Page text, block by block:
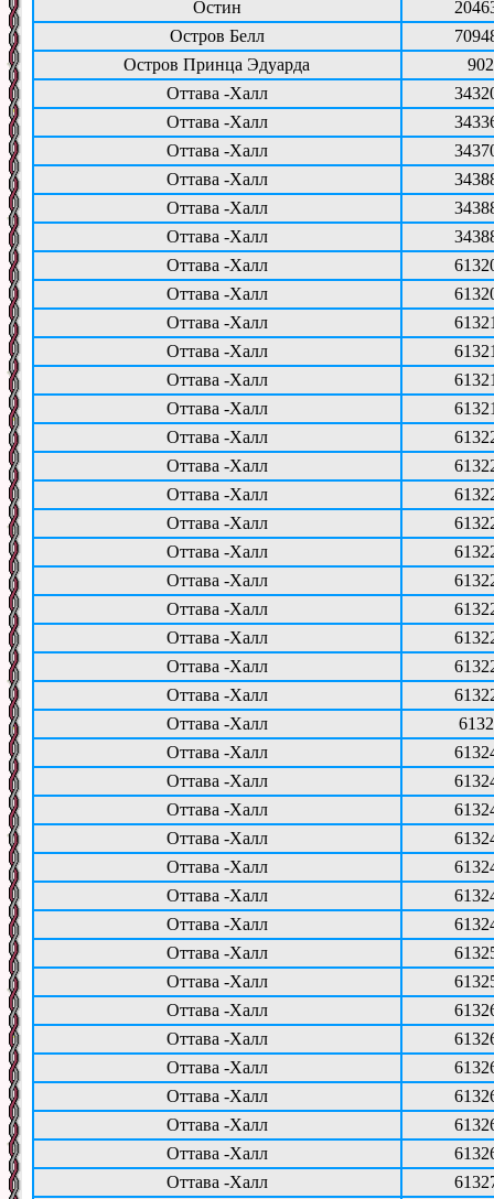
Остин
Остров Белл
Остров Принца Эдуарда
902
Оттава -Халл
Оттава -Халл
Оттава -Халл
Оттава -Халл
Оттава -Халл
Оттава -Халл
Оттава -Халл
Оттава -Халл
Оттава -Халл
Оттава -Халл
Оттава -Халл
Оттава -Халл
Оттава -Халл
Оттава -Халл
Оттава -Халл
Оттава -Халл
Оттава -Халл
Оттава -Халл
Оттава -Халл
Оттава -Халл
Оттава -Халл
Оттава -Халл
Оттава -Халл
Оттава -Халл
Оттава -Халл
Оттава -Халл
Оттава -Халл
Оттава -Халл
Оттава -Халл
Оттава -Халл
Оттава -Халл
Оттава -Халл
Оттава -Халл
Оттава -Халл
Оттава -Халл
Оттава -Халл
Оттава -Халл
Оттава -Халл
Оттава -Халл